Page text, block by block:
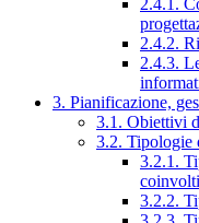
2.4.1.
2.4.2.
2.4.3.
3. Pianificazione,
3.1. Obiettivi
3.2. Tipologie
3.2.1.
3.2.2.